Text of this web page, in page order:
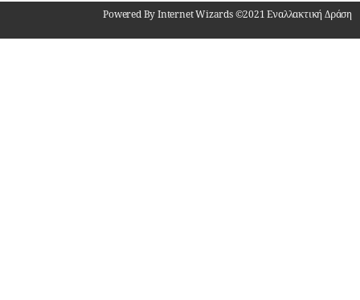
Powered By Internet Wizards ©2021 Εναλλακτική Δράση